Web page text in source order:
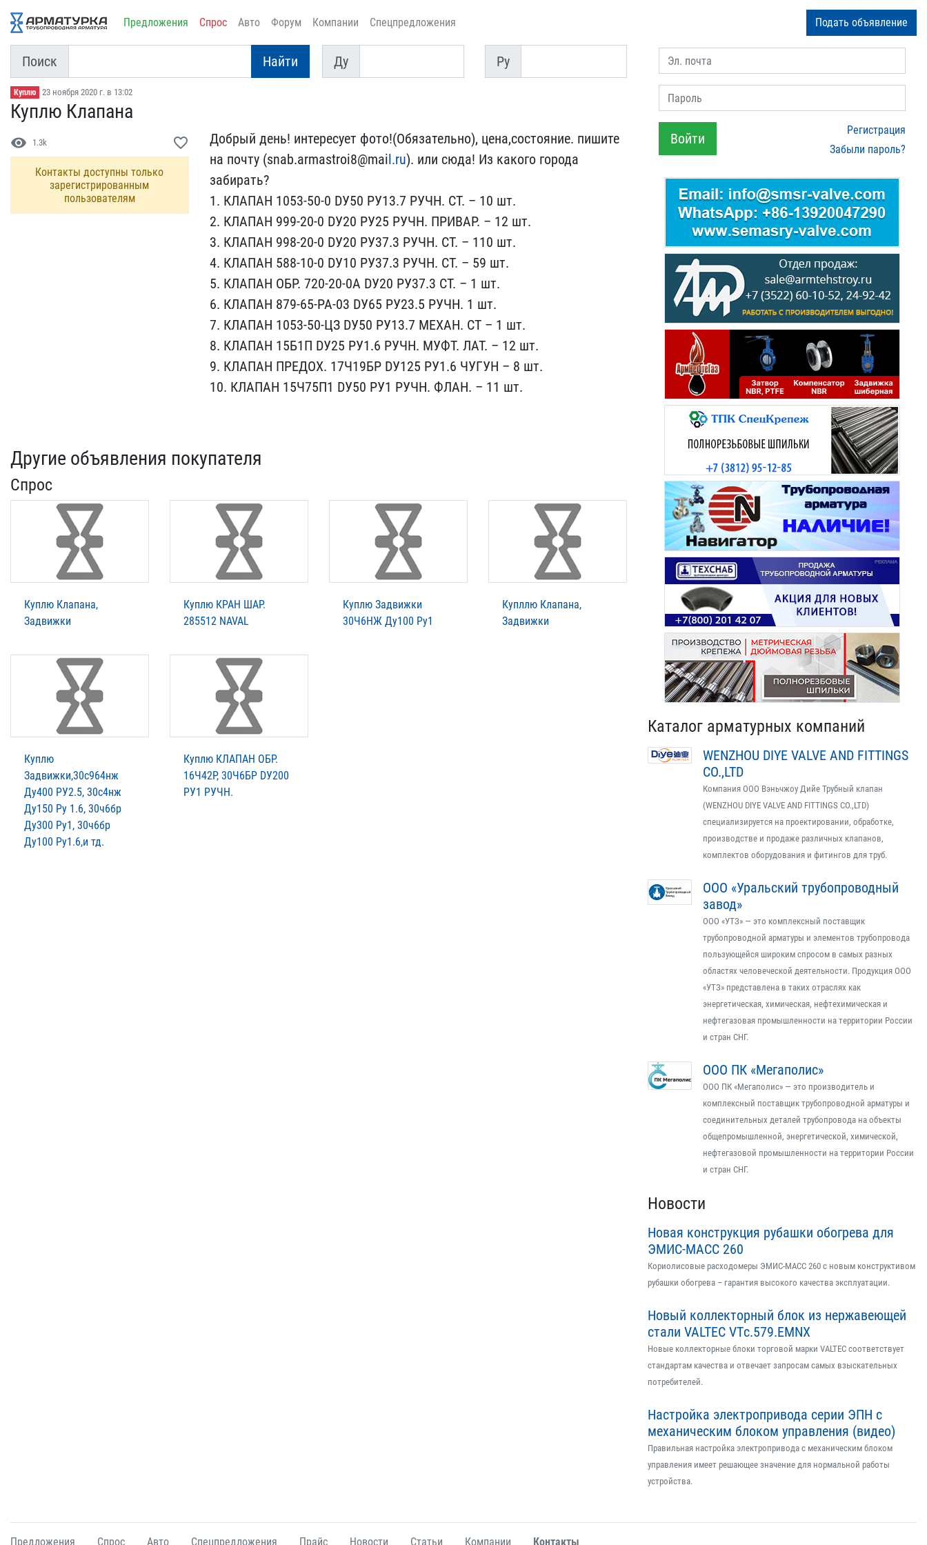
Предложения Спрос Авто Форум Компании Спецпредложения Подать объявление
Поиск Найти
Ду
Ду
Py
Py
Куплю 23 ноября 2020 г. в 13:02
Куплю Клапана
visibility 1.3k favorite_border
Контакты доступны только
зарегистрированным
пользователям
Добрый день! интересует ​фото!(Обязательно), цена​,состояние. пишите
на по​чту (snab.armastroi8@mai​l.ru). или сюда! Из како​го города
забирать?
1. К​ЛАПАН 1053-50-0 DУ50 PУ1​3.7 РУЧН. СТ. – 10 шт.
2​. КЛАПАН 999-20-0 DУ20 P​У25 РУЧН. ПРИВАР. – 12 ш​т.
3. КЛАПАН 998-20-0 DУ​20 PУ37.3 РУЧН. СТ. – 11​0 шт.
4. КЛАПАН 588-10-​0 DУ10 PУ37.3 РУЧН. СТ. ​– 59 шт.
5. КЛАПАН ОБР. ​720-20-0А DУ20 PУ37.3 СТ​. – 1 шт.
6. КЛАПАН 879-​65-РА-03 DУ65 PУ23.5 РУЧ​Н. 1 шт.
7. КЛАПАН 1053-​50-ЦЗ DУ50 PУ13.7 МЕХАН.​ СТ – 1 шт.
8. КЛАПАН 15​Б1П DУ25 PУ1.6 РУЧН. МУФ​Т. ЛАТ. – 12 шт.
9. КЛАП​АН ПРЕДОХ. 17Ч19БР DУ125​ PУ1.6 ЧУГУН – 8 шт.
10.​ КЛАПАН 15Ч75П1 DУ50 PУ1​ РУЧН. ФЛАН. – 11 шт.
Другие объявления покупателя
Спрос
Куплю Клапана,
Задвижки
Куплю КРАН ШАР.
285512 NAVAL
Куплю Задвижки
30Ч6НЖ Ду100 Ру1
Купллю Клапана,
Задвижки
Куплю
Задвижки,30с964нж
Ду400 РУ2.5, 30с4нж
Ду150 Ру 1.6, 30ч6бр
Ду300 Ру1, 30ч6бр
Ду100 Ру1.6,и тд.
Куплю КЛАПАН ОБР.
16Ч42Р, 30Ч6БР DУ200
PУ1 РУЧН.
Эл. почта
Пароль
Войти
Регистрация
Забыли пароль?
Каталог арматурных компаний
WENZHOU DIYE VALVE AND FITTINGS
CO.,LTD
Компания ООО Вэньчжоу Дийе Трубный клапан
(WENZHOU DIYE VALVE AND FITTINGS CO.,LTD)
специализируется на проектировании, обработке,
производстве и продаже различных клапанов,
комплектов оборудования и фитингов для труб.
ООО «Уральский трубопроводный
завод»
ООО «УТЗ» — это комплексный поставщик
трубопроводной арматуры и элементов трубопровода
пользующейся широким спросом в самых разных
областях человеческой деятельности. Продукция ООО
«УТЗ» представлена в таких отраслях как
энергетическая, химическая, нефтехимическая и
нефтегазовая промышленности на территории России
и стран СНГ.
ООО ПК «Мегаполис»
ООО ПК «Мегаполис» — это производитель и
комплексный поставщик трубопроводной арматуры и
соединительных деталей трубопровода на объекты
общепромышленной, энергетической, химической,
нефтегазовой промышленности на территории России
и стран СНГ.
Новости
Новая конструкция рубашки обогрева для
ЭМИС-МАСС 260
Кориолисовые расходомеры ЭМИС-МАСС 260 с новым конструктивом
рубашки обогрева – гарантия высокого качества эксплуатации.
Новый коллекторный блок из нержавеющей
стали VALTEC VTс.579.EMNX
Новые коллекторные блоки торговой марки VALTEC соответствует
стандартам качества и отвечает запросам самых взыскательных
потребителей.
Настройка электропривода серии ЭПН с
механическим блоком управления (видео)
Правильная настройка электропривода с механическим блоком
управления имеет решающее значение для нормальной работы
устройства.
Предложения Спрос Авто Спецпредложения Прайс Новости Статьи Компании Контакты